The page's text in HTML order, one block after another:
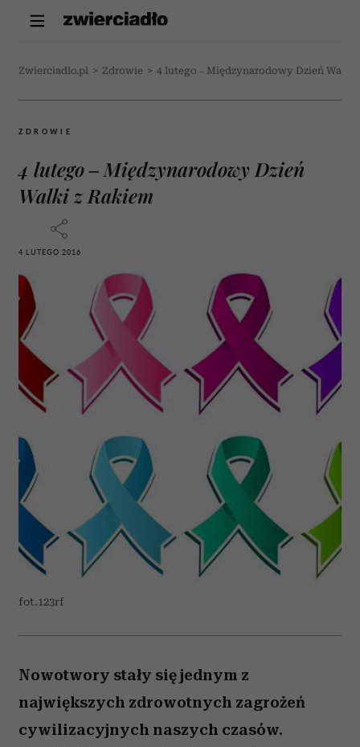
Zwierciadlo.pl > Zdrowie > 4 lutego – Międzynarodowy Dzień Walki
ZDROWIE
4 lutego – Międzynarodowy Dzień
Walki z Rakiem
4 LUTEGO 2016
fot.123rf
Nowotwory stały się jednym z
największych zdrowotnych zagrożeń
cywilizacyjnych naszych czasów.